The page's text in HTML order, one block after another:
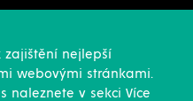
zajištění nejlepší
webovými stránkami.
naleznete v sekci Více